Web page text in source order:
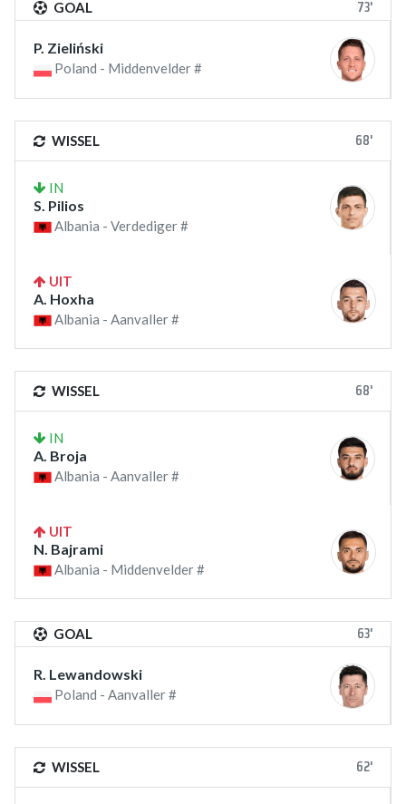
GOAL 73'
P. Zieliński
Poland - Middenvelder #
WISSEL 68'
IN
S. Pilios
Albania - Verdediger #
UIT
A. Hoxha
Albania - Aanvaller #
WISSEL 68'
IN
A. Broja
Albania - Aanvaller #
UIT
N. Bajrami
Albania - Middenvelder #
GOAL 63'
R. Lewandowski
Poland - Aanvaller #
WISSEL 62'